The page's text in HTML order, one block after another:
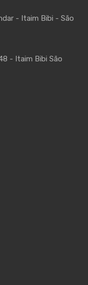
- Itaim Bibi - São
- Itaim Bibi São